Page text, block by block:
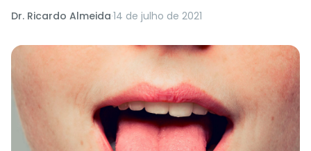
Dr. Ricardo Almeida·14 de julho de 2021